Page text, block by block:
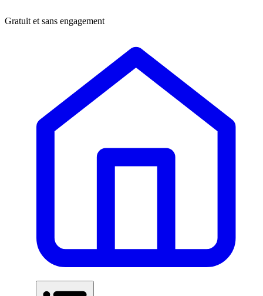
Gratuit et sans engagement